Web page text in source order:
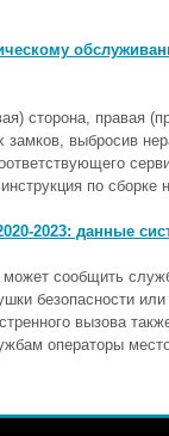
сторона, правая
выбросив
по
2023: данные
может сообщить
безопасности
вызова
операторы